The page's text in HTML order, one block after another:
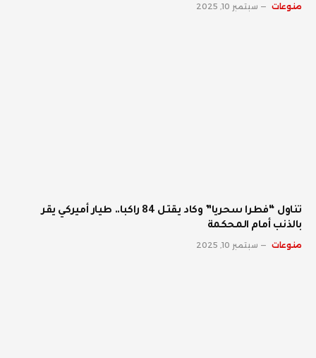
منوعات سبتمبر 10, 2025
تناول “فطرا سحريا” وكاد يقتل 84 راكبا.. طيار أميركي يقر
بالذنب أمام المحكمة
منوعات سبتمبر 10, 2025